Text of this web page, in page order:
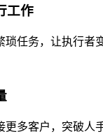
工作
琐任务，让执行者
更多客户，突破人